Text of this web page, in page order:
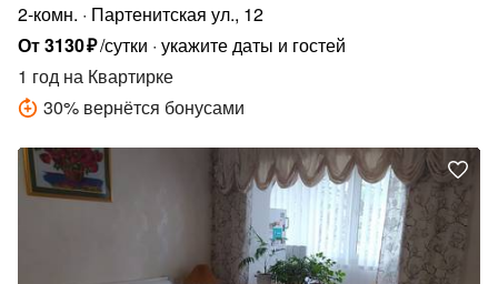
2-комн.
Партенитская ул., 12
От3130₽/сутки укажите даты и гостей
1 год на Квартирке
30% вернётся бонусами